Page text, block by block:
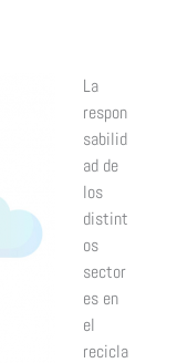
La
respon
sabilid
ad de
los
distint
os
sector
es en
el
recicla